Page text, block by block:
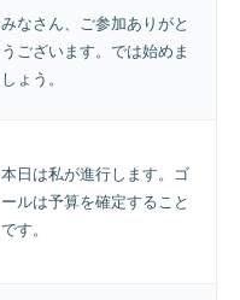
みなさん、ご参加ありがと
うございます。では始めま
しょう。
本日は私が進行します。ゴ
ールは予算を確定すること
です。